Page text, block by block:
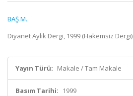
BAŞ M.
Diyanet Aylık Dergi, 1999 (Hakemsiz Dergi)
Yayın Türü: Makale / Tam Makale
Basım Tarihi: 1999